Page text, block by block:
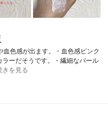
血色感が出ます。・血色感ピンク
ーだそうです。・繊細なパール
きを見る